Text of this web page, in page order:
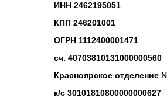
ИНН 2462195051
КПП 246201001
ОГРН 1112400001471
сч. 40703810131000000560
Красноярское отделение
к/с 30101810800000000627